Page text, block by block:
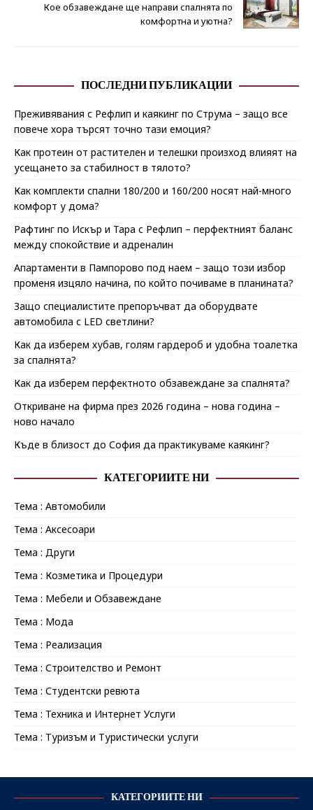
Кое обзавеждане ще направи спалнята по
комфортна и уютна?
ПОСЛЕДНИ ПУБЛИКАЦИИ
Преживявания с Рефлип и каякинг по Струма – защо все
повече хора търсят точно тази емоция?
Как протеин от растителен и телешки произход влияят на
усещането за стабилност в тялото?
Как комплекти спални 180/200 и 160/200 носят най-много
комфорт у дома?
Рафтинг по Искър и Тара с Рефлип – перфектният баланс
между спокойствие и адреналин
Апартаменти в Пампорово под наем – защо този избор
променя изцяло начина, по който почиваме в планината?
Защо специалистите препоръчват да оборудвате
автомобила с LED светлини?
Как да изберем хубав, голям гардероб и удобна тоалетка
за спалнята?
Как да изберем перфектното обзавеждане за спалнята?
Откриване на фирма през 2026 година – нова година –
ново начало
Къде в близост до София да практикуваме каякинг?
КАТЕГОРИИТЕ НИ
Тема : Автомобили
Тема : Аксесоари
Тема : Други
Тема : Козметика и Процедури
Тема : Мебели и Обзавеждане
Тема : Мода
Тема : Реализация
Тема : Строителство и Ремонт
Тема : Студентски ревюта
Тема : Техника и Интернет Услуги
Тема : Туризъм и Туристически услуги
КАТЕГОРИИТЕ НИ